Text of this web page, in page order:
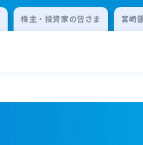
株主・投資家の皆さま 宮崎